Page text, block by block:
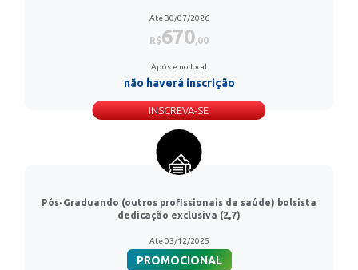
Até 30/07/2026
R$670,00
Após e no local
não haverá inscrição
INSCREVA-SE
Pós-Graduando (outros profissionais da saúde) bolsista
dedicação exclusiva (2,7)
Até 03/12/2025
PROMOCIONAL